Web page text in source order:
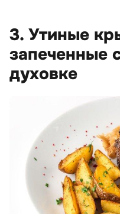
3. Утиные
запеченные
духовке